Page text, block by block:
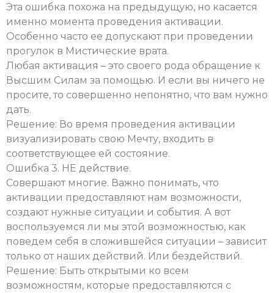
Эта ошибка похожа на предыдущую, но касается
именно момента проведения активации.
Особенно часто ее допускают при проведении
прогулок в Мистические врата.
Любая активация – это своего рода обращение к
Высшим Силам за помощью. И если вы ничего не
просите, то совершенно непонятно, что вам нужно
дать.
Решение: Во время проведения активации
визуализировать свою Мечту, входить в
соответствующее ей состояние.
Ошибка 3. НЕ действие.
Совершают многие. Важно понимать, что
активации предоставляют нам возможности,
создают нужные ситуации и события. А вот
воспользуемся ли мы этой возможностью, как
поведем себя в сложившейся ситуации – зависит
только от наших действий. Или бездействий.
Решение: Быть открытыми ко всем
возможностям, которые предоставляются с